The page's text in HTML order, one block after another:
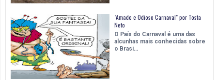
"Amado e Odioso Carnaval" por Tosta
Neto
O País do Carnaval é uma das
alcunhas mais conhecidas sobre
o Brasi…